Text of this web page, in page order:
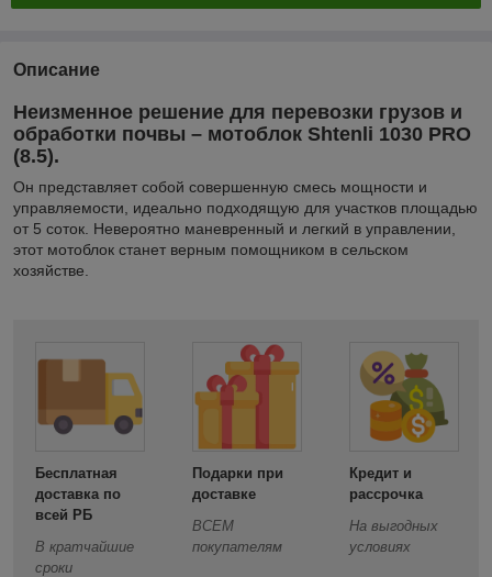
Описание
Неизменное решение для перевозки грузов и
обработки почвы – мотоблок Shtenli 1030 PRO
(8.5).
Он представляет собой совершенную смесь мощности и
управляемости, идеально подходящую для участков площадью
от 5 соток. Невероятно маневренный и легкий в управлении,
этот мотоблок станет верным помощником в сельском
хозяйстве.
Бесплатная
доставка по
всей РБ
В кратчайшие
сроки
Подарки при
доставке
ВСЕМ
покупателям
Кредит и
рассрочка
На выгодных
условиях